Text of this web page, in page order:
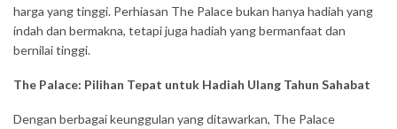
harga yang tinggi. Perhiasan The Palace bukan hanya hadiah yang
indah dan bermakna, tetapi juga hadiah yang bermanfaat dan
bernilai tinggi.
The Palace: Pilihan Tepat untuk Hadiah Ulang Tahun Sahabat
Dengan berbagai keunggulan yang ditawarkan, The Palace